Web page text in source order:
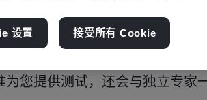
您提供测试，还会与独立专家
设置 接受所有 Cookie